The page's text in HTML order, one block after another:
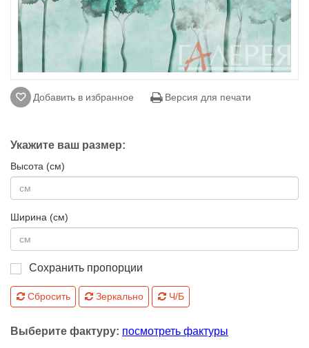
Добавить в избранное Версия для печати
Укажите ваш размер:
Высота (см)
Ширина (см)
Сохранить пропорции
Сбросить Зеркально Ч/Б
Выберите фактуру: посмотреть фактуры